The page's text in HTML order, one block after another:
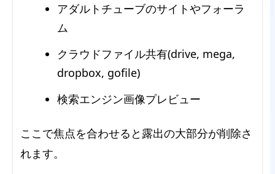
アダルトチューブのサイトやフォーラ
ム
クラウドファイル共有(drive, mega,
dropbox, gofile)
検索エンジン画像プレビュー
ここで焦点を合わせると露出の大部分が削除さ
れます。